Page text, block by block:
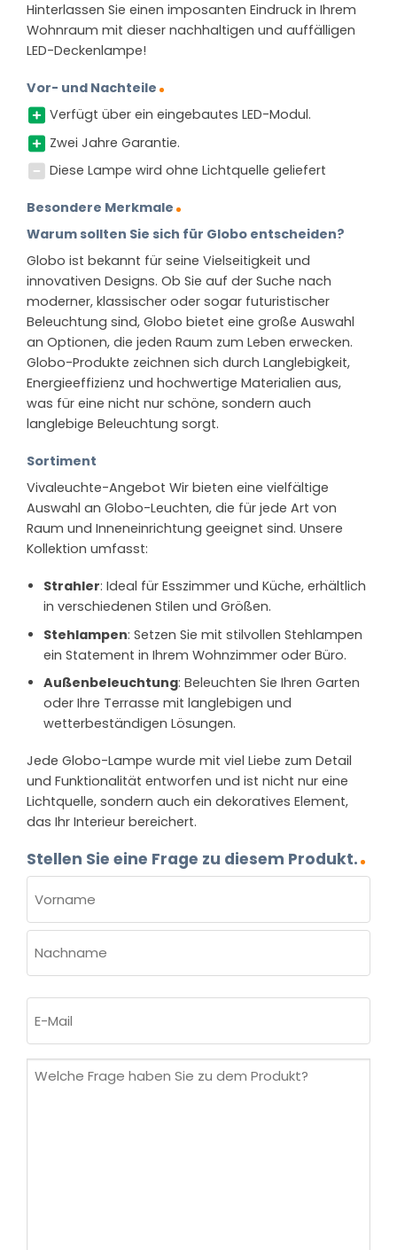
Hinterlassen Sie einen imposanten Eindruck in Ihrem
Wohnraum mit dieser nachhaltigen und auffälligen
LED-Deckenlampe!
Vor- und Nachteile
Verfügt über ein eingebautes LED-Modul.
Zwei Jahre Garantie.
Diese Lampe wird ohne Lichtquelle geliefert
Besondere Merkmale
Warum sollten Sie sich für Globo entscheiden?
Globo ist bekannt für seine Vielseitigkeit und
innovativen Designs. Ob Sie auf der Suche nach
moderner, klassischer oder sogar futuristischer
Beleuchtung sind, Globo bietet eine große Auswahl
an Optionen, die jeden Raum zum Leben erwecken.
Globo-Produkte zeichnen sich durch Langlebigkeit,
Energieeffizienz und hochwertige Materialien aus,
was für eine nicht nur schöne, sondern auch
langlebige Beleuchtung sorgt.
Sortiment
Vivaleuchte-Angebot Wir bieten eine vielfältige
Auswahl an Globo-Leuchten, die für jede Art von
Raum und Inneneinrichtung geeignet sind. Unsere
Kollektion umfasst:
Strahler: Ideal für Esszimmer und Küche, erhältlich
in verschiedenen Stilen und Größen.
Stehlampen: Setzen Sie mit stilvollen Stehlampen
ein Statement in Ihrem Wohnzimmer oder Büro.
Außenbeleuchtung: Beleuchten Sie Ihren Garten
oder Ihre Terrasse mit langlebigen und
wetterbeständigen Lösungen.
Jede Globo-Lampe wurde mit viel Liebe zum Detail
und Funktionalität entworfen und ist nicht nur eine
Lichtquelle, sondern auch ein dekoratives Element,
das Ihr Interieur bereichert.
Stellen Sie eine Frage zu diesem Produkt.
(ERFORDERLICH)
Vorname
Mail
Welche